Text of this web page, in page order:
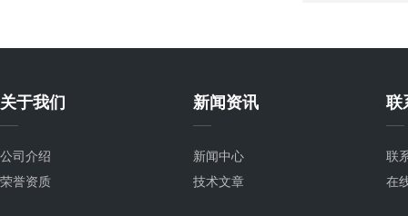
关于我们
公司介绍
荣誉资质
新闻资讯
新闻中心
技术文章
联
联
在